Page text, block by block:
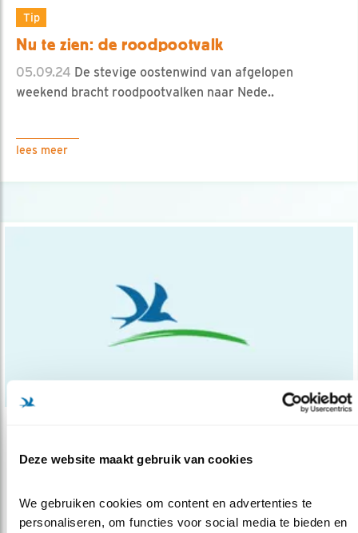
Deze website maakt gebruik van cookies
We gebruiken cookies om content en advertenties te
personaliseren, om functies voor social media te bieden en
Tip
Nu te zien: de roodpootvalk
05.09.24 De stevige oostenwind van afgelopen
weekend bracht roodpootvalken naar Nede..
lees meer
Roodpootvalk, dapper valkje uit het oost..
gezien dan in andere nazomers. ..